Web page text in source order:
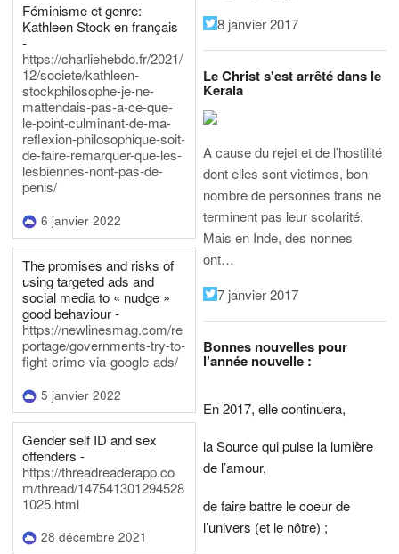
Féminisme et genre:
Kathleen Stock en français
-
https://charliehebdo.fr/2021/
12/societe/kathleen-
stockphilosophe-je-ne-
mattendais-pas-a-ce-que-
le-point-culminant-de-ma-
reflexion-philosophique-soit-
de-faire-remarquer-que-les-
lesbiennes-nont-pas-de-
penis/
6 janvier 2022
The promises and risks of
using targeted ads and
social media to « nudge »
good behaviour -
https://newlinesmag.com/re
portage/governments-try-to-
fight-crime-via-google-ads/
5 janvier 2022
Gender self ID and sex
offenders -
https://threadreaderapp.co
m/thread/147541301294528
1025.html
28 décembre 2021
8 janvier 2017
Le Christ s'est arrêté dans le
Kerala
A cause du rejet et de l’hostilité
dont elles sont victimes, bon
nombre de personnes trans ne
terminent pas leur scolarité.
Mais en Inde, des nonnes
ont…
7 janvier 2017
Bonnes nouvelles pour
l’année nouvelle :
En 2017, elle continuera,
la Source qui pulse la lumière
de l’amour,
de faire battre le coeur de
l’univers (et le nôtre) ;